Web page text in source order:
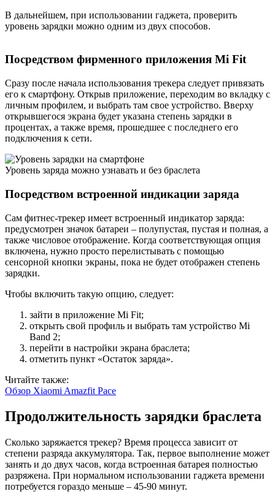
В дальнейшем, при использовании гаджета, проверить
уровень зарядки можно одним из двух способов.
Посредством фирменного приложения Mi Fit
Сразу после начала использования трекера следует привязать
его к смартфону. Открыв приложение, переходим во вкладку с
личным профилем, и выбрать там свое устройство. Вверху
открывшегося экрана будет указана степень зарядки в
процентах, а также время, прошедшее с последнего его
подключения к сети.
Уровень заряда можно узнавать и без браслета
Посредством встроенной индикации заряда
Сам фитнес-трекер имеет встроенный индикатор заряда:
предусмотрен значок батареи – полупустая, пустая и полная, а
также числовое отображение. Когда соответствующая опция
включена, нужно просто перелистывать с помощью
сенсорной кнопки экраны, пока не будет отображен степень
зарядки.
Чтобы включить такую опцию, следует:
зайти в приложение Mi Fit;
открыть свой профиль и выбрать там устройство Mi
Band 2;
перейти в настройки экрана браслета;
отметить пункт «Остаток заряда».
Читайте также:
Обзор Xiaomi Amazfit Pace
Продолжительность зарядки браслета
Сколько заряжается трекер? Время процесса зависит от
степени разряда аккумулятора. Так, первое выполнение может
занять и до двух часов, когда встроенная батарея полностью
разряжена. При нормальном использовании гаджета времени
потребуется гораздо меньше – 45-90 минут.